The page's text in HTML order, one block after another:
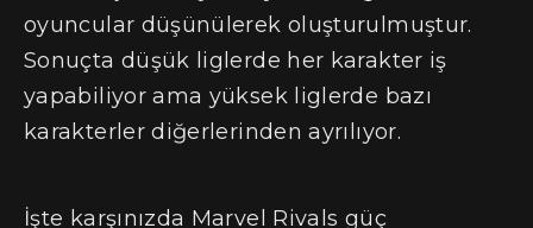
oyuncular düşünülerek oluşturulmuştur.
Sonuçta düşük liglerde her karakter iş
yapabiliyor ama yüksek liglerde bazı
karakterler diğerlerinden ayrılıyor.
İşte karşınızda Marvel Rivals güç